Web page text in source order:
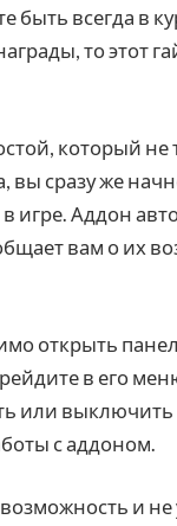
быть всегда в
то этот
который не
вы сразу же
игре. Аддон
вам о их
открыть
в его
или
с аддоном.
и не